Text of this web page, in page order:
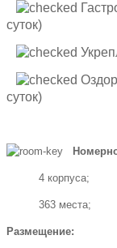
суток)
суток)
4 корпуса;
363 места;
Размещение: